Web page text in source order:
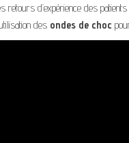
d’expérience des
des ondes de choc